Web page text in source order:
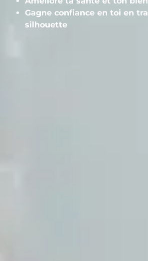
Gagne confiance en toi en
silhouette